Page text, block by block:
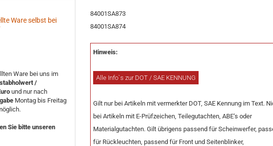
84001SA873
84001SA874
Hinweis:
Alle Info`s zur DOT / SAE KENNUNG
Gilt nur bei Artikeln mit vermerkter DOT, SAE Kennung im Text.
bei Artikeln mit E-Prüfzeichen, Teilegutachten, ABE‘s oder
Materialgutachten. Gilt übrigens passend für Scheinwerfer,
für Rückleuchten, passend für Front und Seitenblinker,
Ware selbst bei
Ware bei uns im
/
und nur nach
Montag bis Freitag
Sie bitte unseren